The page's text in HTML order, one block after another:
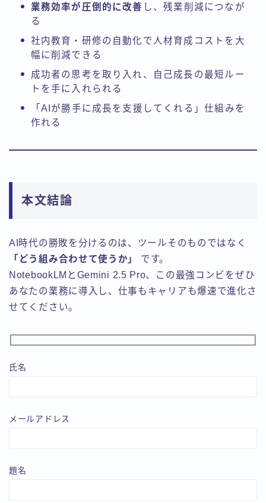
業務効率が圧倒的に改善 し、残業削減につなが
る
社内教育・研修の自動化で人材育成コストを大
幅に削減できる
成功者の思考を取り入れ、自己成長の最短ルー
トを手に入れられる
「AIが勝手に成長を支援してくれる」仕組みを
作れる
本文結論
AI時代の勝敗を分けるのは、ツールそのものではなく
「どう組み合わせて使うか」
です。
NotebookLMとGemini 2.5 Pro、この最強コンビをぜひ
あなたの業務に導入し、仕事もキャリアも爆速で進化さ
せてください。
氏名
メールアドレス
題名